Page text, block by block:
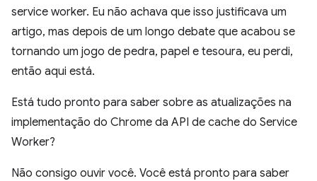
service worker. Eu não achava que isso justificava um
artigo, mas depois de um longo debate que acabou se
tornando um jogo de pedra, papel e tesoura, eu perdi,
então aqui está.
Está tudo pronto para saber sobre as atualizações na
implementação do Chrome da API de cache do Service
Worker?
Não consigo ouvir você. Você está pronto para saber